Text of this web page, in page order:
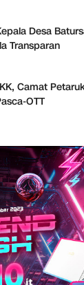
Desa
Transparan
Camat
OTT